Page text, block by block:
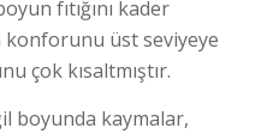
fıtığını kader
konforunu üst seviyeye
çok kısaltmıştır.
boyunda kaymalar,